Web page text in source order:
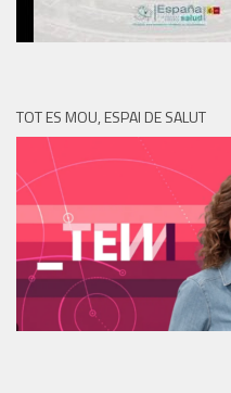
TOT ES MOU, ESPAI DE SALUT